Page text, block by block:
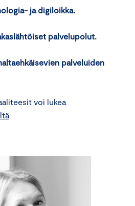
ja digiloikka.
palvelupolut.
palveluiden
voi lukea